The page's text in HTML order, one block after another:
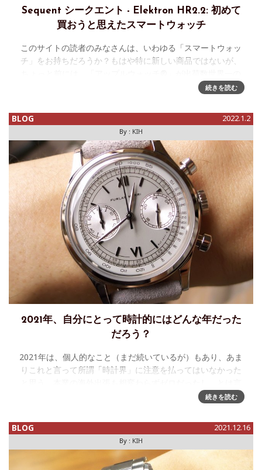
Sequent シークエント - Elektron HR2.2: 初めて
買おうと思えたスマートウォッチ
このサイトの読者のみなさんは、いわゆる「スマートウォッ
チ」をお持ちだろうか？もはや特に新しい商品ではないが、
腕時計、などというニュースを見た気がする。筆者は、この
続きを読む
BLOG 2022.1.2
By : KIH
2021年、自分にとって時計的にはどんな年だった
だろう？
2021年は、個人的なこと（まだ続いているが）もあり、あま
りこれと言って所謂「時計界」に注意を払ってはいなかった
え、ccfanさんが書いているような新たな機構たちは、それは
続きを読む
BLOG 2021.12.16
By : KIH